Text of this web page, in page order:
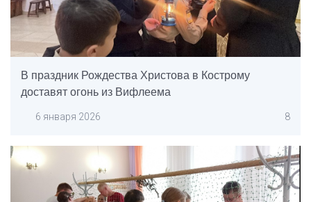
В праздник Рождества Христова в Кострому
доставят огонь из Вифлеема
6 января 2026 8